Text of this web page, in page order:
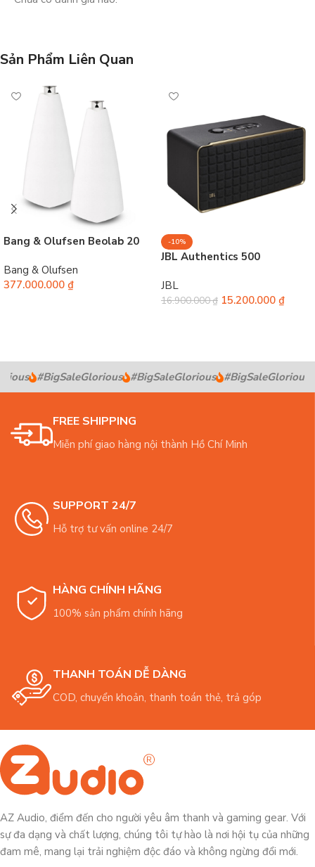
Sản Phẩm Liên Quan
Bang & Olufsen Beolab 20
Bang & Olufsen
377.000.000 ₫
-10%
JBL Authentics 500
JBL
16.900.000₫ 15.200.000 ₫
#BigSaleGlorious #BigSaleGlorious #BigSaleGlorious
FREE SHIPPING
Miễn phí giao hàng nội thành Hồ Chí Minh
SUPPORT 24/7
Hỗ trợ tư vấn online 24/7
HÀNG CHÍNH HÃNG
100% sản phẩm chính hãng
THANH TOÁN DỄ DÀNG
COD, chuyển khoản, thanh toán thẻ, trả góp
AZ Audio, điểm đến cho người yêu âm thanh và gaming gear. Với
sự đa dạng và chất lượng, chúng tôi tự hào là nơi hội tụ của những
đam mê, mang lại trải nghiệm độc đáo và không ngừng đổi mới.